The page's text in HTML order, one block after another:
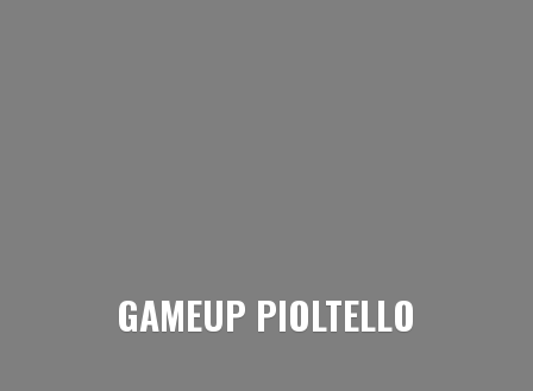
GAMEUP PIOLTELLO